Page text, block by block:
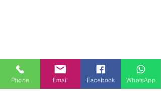
MILANHOUSES
Phone Email Facebook WhatsApp